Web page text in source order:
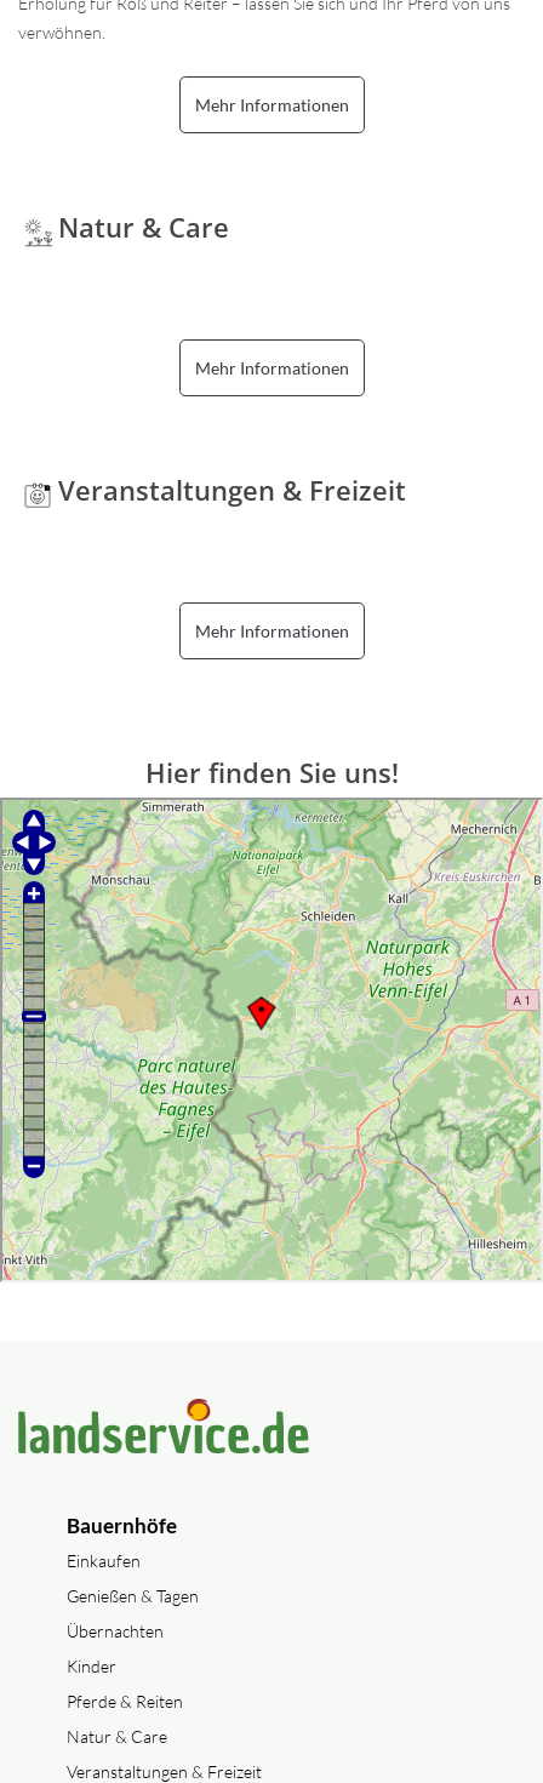
verwöhnen.
Mehr Informationen
Natur & Care
Mehr Informationen
Veranstaltungen & Freizeit
Mehr Informationen
Hier finden Sie uns!
Bauernhöfe
Einkaufen
Genießen & Tagen
Übernachten
Kinder
Pferde & Reiten
Natur & Care
Veranstaltungen & Freizeit